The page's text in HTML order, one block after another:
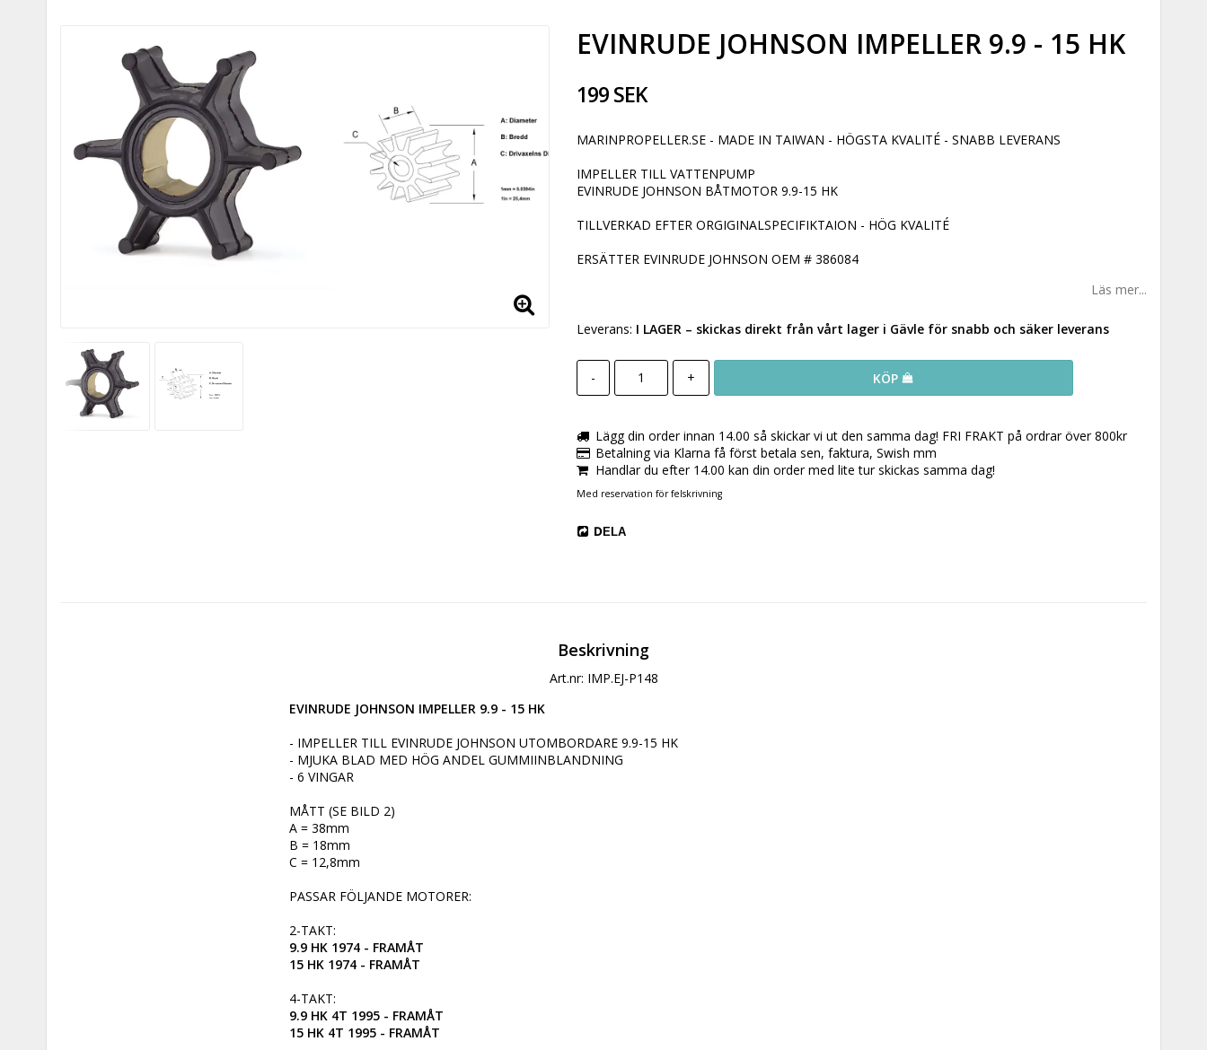
EVINRUDE JOHNSON IMPELLER 9.9 - 15 HK
199 SEK
MARINPROPELLER.SE - MADE IN TAIWAN - HÖGSTA KVALITÉ - SNABB LEVERANS
IMPELLER TILL VATTENPUMP
EVINRUDE JOHNSON BÅTMOTOR 9.9-15 HK
TILLVERKAD EFTER ORGIGINALSPECIFIKTAION - HÖG KVALITÉ
ERSÄTTER EVINRUDE JOHNSON OEM # 386084
Läs mer...
Leverans: I LAGER – skickas direkt från vårt lager i Gävle för snabb och säker leverans
- + KÖP
Lägg din order innan 14.00 så skickar vi ut den samma dag! FRI FRAKT på ordrar över 800kr
Betalning via Klarna få först betala sen, faktura, Swish mm
Handlar du efter 14.00 kan din order med lite tur skickas samma dag!
Med reservation för felskrivning
DELA
Beskrivning
Art.nr: IMP.EJ-P148
EVINRUDE JOHNSON IMPELLER 9.9 - 15 HK
- IMPELLER TILL EVINRUDE JOHNSON UTOMBORDARE 9.9-15 HK
- MJUKA BLAD MED HÖG ANDEL GUMMIINBLANDNING
- 6 VINGAR
MÅTT (SE BILD 2)
A = 38mm
B = 18mm
C = 12,8mm
PASSAR FÖLJANDE MOTORER:
9.9 HK 1974 - FRAMÅT
15 HK 1974 - FRAMÅT
9.9 HK 4T 1995 - FRAMÅT
15 HK 4T 1995 - FRAMÅT